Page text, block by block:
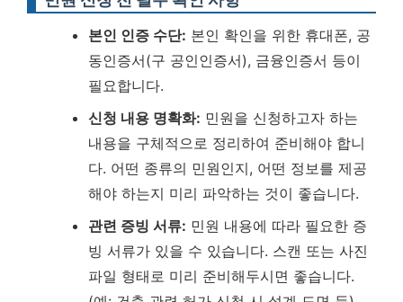
본인 인증 수단: 본인 확인을 위한 휴대폰, 공
동인증서(구 공인인증서), 금융인증서 등이
필요합니다.
신청 내용 명확화: 민원을 신청하고자 하는
내용을 구체적으로 정리하여 준비해야 합니
다. 어떤 종류의 민원인지, 어떤 정보를 제공
해야 하는지 미리 파악하는 것이 좋습니다.
관련 증빙 서류: 민원 내용에 따라 필요한 증
빙 서류가 있을 수 있습니다. 스캔 또는 사진
파일 형태로 미리 준비해두시면 좋습니다.